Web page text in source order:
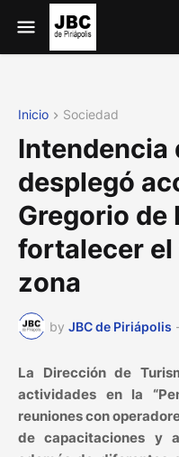
Inicio Sociedad
Intendencia
desplegó
Gregorio de
fortalecer el
zona
by JBC de Piriápolis
La Dirección de
actividades en la
reuniones con
de capacitaciones y